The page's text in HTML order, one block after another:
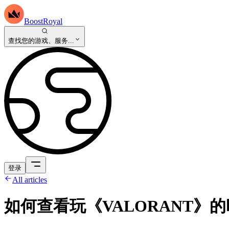
BoostRoyal
查找您的游戏、服务...
登录
All articles
如何查看玩《VALORANT》